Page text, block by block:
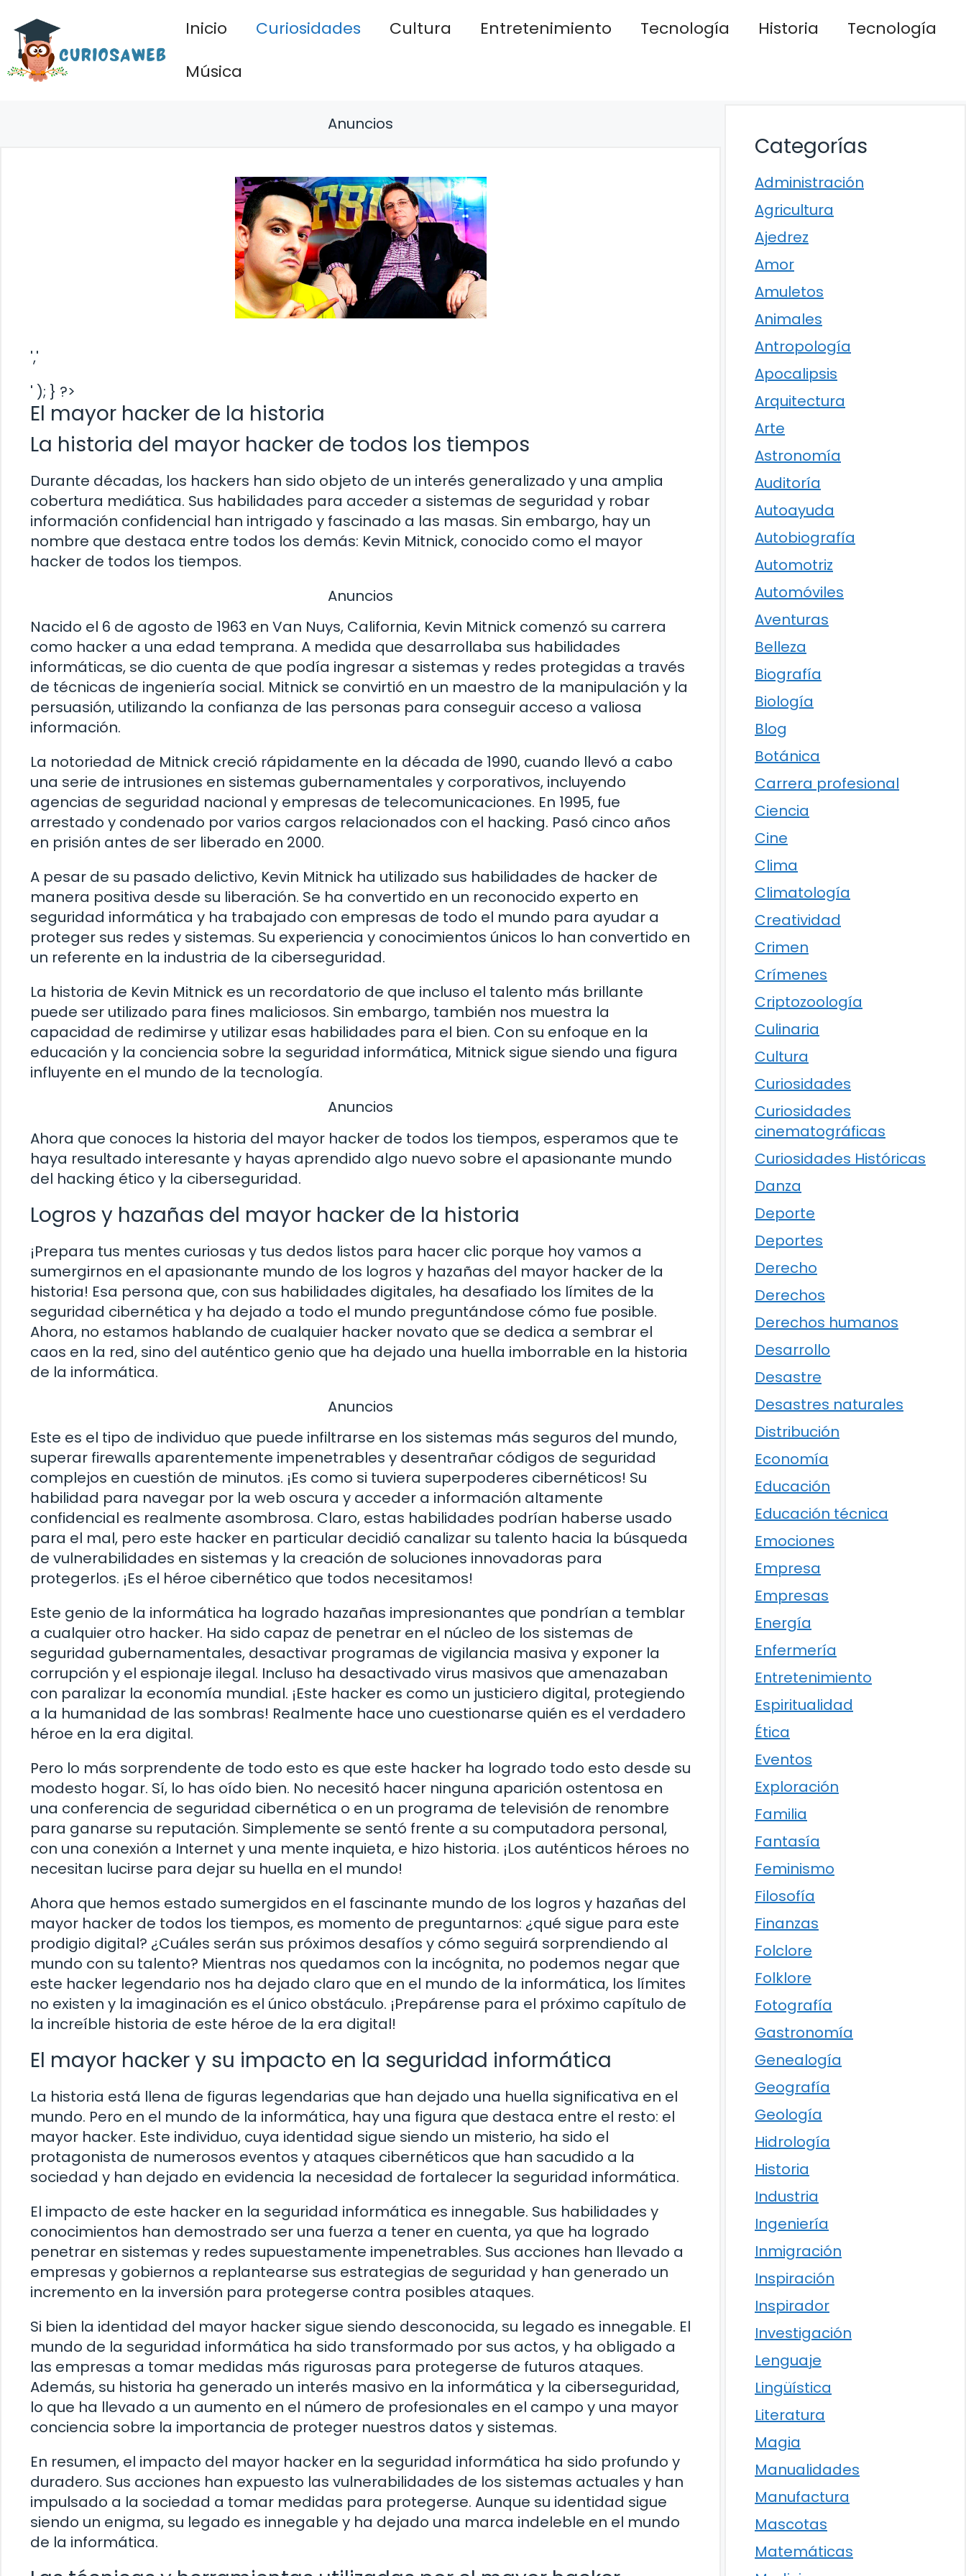
contenido
Inicio Curiosidades Cultura Entretenimiento Tecnología Historia
Tecnología
Música
Anuncios
','
' ); } ?>
El mayor hacker de la historia
La historia del mayor hacker de todos los tiempos
Durante décadas, los hackers han sido objeto de un interés generalizado y una amplia
cobertura mediática. Sus habilidades para acceder a sistemas de seguridad y robar
información confidencial han intrigado y fascinado a las masas. Sin embargo, hay un
nombre que destaca entre todos los demás: Kevin Mitnick, conocido como el mayor
hacker de todos los tiempos.
Anuncios
Nacido el 6 de agosto de 1963 en Van Nuys, California, Kevin Mitnick comenzó su carrera
como hacker a una edad temprana. A medida que desarrollaba sus habilidades
informáticas, se dio cuenta de que podía ingresar a sistemas y redes protegidas a través
de técnicas de ingeniería social. Mitnick se convirtió en un maestro de la manipulación y la
persuasión, utilizando la confianza de las personas para conseguir acceso a valiosa
información.
La notoriedad de Mitnick creció rápidamente en la década de 1990, cuando llevó a cabo
una serie de intrusiones en sistemas gubernamentales y corporativos, incluyendo
agencias de seguridad nacional y empresas de telecomunicaciones. En 1995, fue
arrestado y condenado por varios cargos relacionados con el hacking. Pasó cinco años
en prisión antes de ser liberado en 2000.
A pesar de su pasado delictivo, Kevin Mitnick ha utilizado sus habilidades de hacker de
manera positiva desde su liberación. Se ha convertido en un reconocido experto en
seguridad informática y ha trabajado con empresas de todo el mundo para ayudar a
proteger sus redes y sistemas. Su experiencia y conocimientos únicos lo han convertido en
un referente en la industria de la ciberseguridad.
La historia de Kevin Mitnick es un recordatorio de que incluso el talento más brillante
puede ser utilizado para fines maliciosos. Sin embargo, también nos muestra la
capacidad de redimirse y utilizar esas habilidades para el bien. Con su enfoque en la
educación y la conciencia sobre la seguridad informática, Mitnick sigue siendo una figura
influyente en el mundo de la tecnología.
Anuncios
Ahora que conoces la historia del mayor hacker de todos los tiempos, esperamos que te
haya resultado interesante y hayas aprendido algo nuevo sobre el apasionante mundo
del hacking ético y la ciberseguridad.
Logros y hazañas del mayor hacker de la historia
¡Prepara tus mentes curiosas y tus dedos listos para hacer clic porque hoy vamos a
sumergirnos en el apasionante mundo de los logros y hazañas del mayor hacker de la
historia! Esa persona que, con sus habilidades digitales, ha desafiado los límites de la
seguridad cibernética y ha dejado a todo el mundo preguntándose cómo fue posible.
Ahora, no estamos hablando de cualquier hacker novato que se dedica a sembrar el
caos en la red, sino del auténtico genio que ha dejado una huella imborrable en la historia
de la informática.
Anuncios
Este es el tipo de individuo que puede infiltrarse en los sistemas más seguros del mundo,
superar firewalls aparentemente impenetrables y desentrañar códigos de seguridad
complejos en cuestión de minutos. ¡Es como si tuviera superpoderes cibernéticos! Su
habilidad para navegar por la web oscura y acceder a información altamente
confidencial es realmente asombrosa. Claro, estas habilidades podrían haberse usado
para el mal, pero este hacker en particular decidió canalizar su talento hacia la búsqueda
de vulnerabilidades en sistemas y la creación de soluciones innovadoras para
protegerlos. ¡Es el héroe cibernético que todos necesitamos!
Este genio de la informática ha logrado hazañas impresionantes que pondrían a temblar
a cualquier otro hacker. Ha sido capaz de penetrar en el núcleo de los sistemas de
seguridad gubernamentales, desactivar programas de vigilancia masiva y exponer la
corrupción y el espionaje ilegal. Incluso ha desactivado virus masivos que amenazaban
con paralizar la economía mundial. ¡Este hacker es como un justiciero digital, protegiendo
a la humanidad de las sombras! Realmente hace uno cuestionarse quién es el verdadero
héroe en la era digital.
Pero lo más sorprendente de todo esto es que este hacker ha logrado todo esto desde su
modesto hogar. Sí, lo has oído bien. No necesitó hacer ninguna aparición ostentosa en
una conferencia de seguridad cibernética o en un programa de televisión de renombre
para ganarse su reputación. Simplemente se sentó frente a su computadora personal,
con una conexión a Internet y una mente inquieta, e hizo historia. ¡Los auténticos héroes no
necesitan lucirse para dejar su huella en el mundo!
Ahora que hemos estado sumergidos en el fascinante mundo de los logros y hazañas del
mayor hacker de todos los tiempos, es momento de preguntarnos: ¿qué sigue para este
prodigio digital? ¿Cuáles serán sus próximos desafíos y cómo seguirá sorprendiendo al
mundo con su talento? Mientras nos quedamos con la incógnita, no podemos negar que
este hacker legendario nos ha dejado claro que en el mundo de la informática, los límites
no existen y la imaginación es el único obstáculo. ¡Prepárense para el próximo capítulo de
la increíble historia de este héroe de la era digital!
El mayor hacker y su impacto en la seguridad informática
La historia está llena de figuras legendarias que han dejado una huella significativa en el
mundo. Pero en el mundo de la informática, hay una figura que destaca entre el resto: el
mayor hacker. Este individuo, cuya identidad sigue siendo un misterio, ha sido el
protagonista de numerosos eventos y ataques cibernéticos que han sacudido a la
sociedad y han dejado en evidencia la necesidad de fortalecer la seguridad informática.
El impacto de este hacker en la seguridad informática es innegable. Sus habilidades y
conocimientos han demostrado ser una fuerza a tener en cuenta, ya que ha logrado
penetrar en sistemas y redes supuestamente impenetrables. Sus acciones han llevado a
empresas y gobiernos a replantearse sus estrategias de seguridad y han generado un
incremento en la inversión para protegerse contra posibles ataques.
Si bien la identidad del mayor hacker sigue siendo desconocida, su legado es innegable. El
mundo de la seguridad informática ha sido transformado por sus actos, y ha obligado a
las empresas a tomar medidas más rigurosas para protegerse de futuros ataques.
Además, su historia ha generado un interés masivo en la informática y la ciberseguridad,
lo que ha llevado a un aumento en el número de profesionales en el campo y una mayor
conciencia sobre la importancia de proteger nuestros datos y sistemas.
En resumen, el impacto del mayor hacker en la seguridad informática ha sido profundo y
duradero. Sus acciones han expuesto las vulnerabilidades de los sistemas actuales y han
impulsado a la sociedad a tomar medidas para protegerse. Aunque su identidad sigue
siendo un enigma, su legado es innegable y ha dejado una marca indeleble en el mundo
de la informática.
Categorías
Administración
Agricultura
Ajedrez
Amor
Amuletos
Animales
Antropología
Apocalipsis
Arquitectura
Arte
Astronomía
Auditoría
Autoayuda
Autobiografía
Automotriz
Automóviles
Aventuras
Belleza
Biografía
Biología
Blog
Botánica
Carrera profesional
Ciencia
Cine
Clima
Climatología
Creatividad
Crimen
Crímenes
Criptozoología
Culinaria
Cultura
Curiosidades
Curiosidades
cinematográficas
Curiosidades Históricas
Danza
Deporte
Deportes
Derecho
Derechos
Derechos humanos
Desarrollo
Desastre
Desastres naturales
Distribución
Economía
Educación
Educación técnica
Emociones
Empresa
Empresas
Energía
Enfermería
Entretenimiento
Espiritualidad
Ética
Eventos
Exploración
Familia
Fantasía
Feminismo
Filosofía
Finanzas
Folclore
Folklore
Fotografía
Gastronomía
Genealogía
Geografía
Geología
Hidrología
Historia
Industria
Ingeniería
Inmigración
Inspiración
Inspirador
Investigación
Lenguaje
Lingüística
Literatura
Magia
Manualidades
Manufactura
Mascotas
Matemáticas